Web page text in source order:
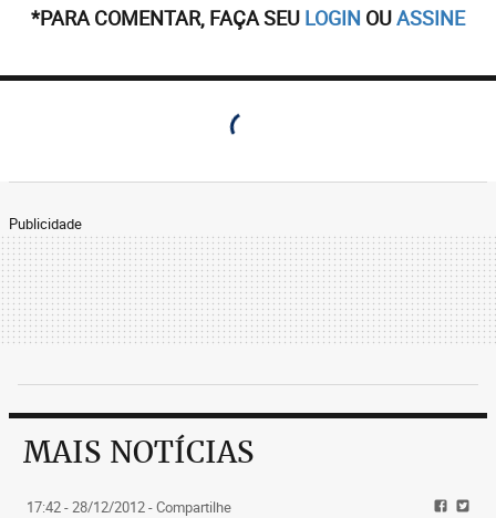
*PARA COMENTAR, FAÇA SEU LOGIN OUASSINE
Publicidade
MAIS NOTÍCIAS
17:42 - 28/12/2012- Compartilhe